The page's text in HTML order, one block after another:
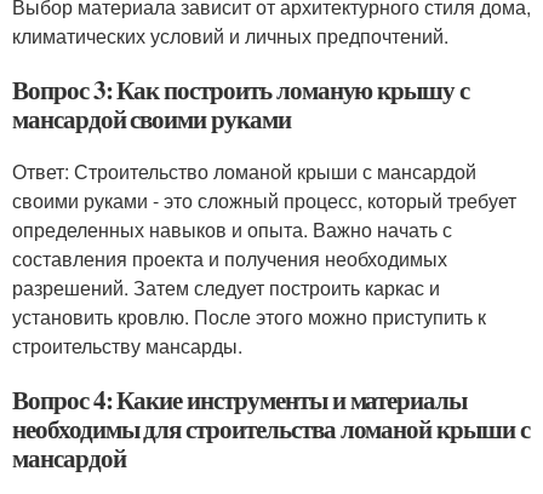
Выбор материала зависит от архитектурного стиля дома,
климатических условий и личных предпочтений.
Вопрос 3: Как построить ломаную крышу с
мансардой своими руками
Ответ: Строительство ломаной крыши с мансардой
своими руками - это сложный процесс, который требует
определенных навыков и опыта. Важно начать с
составления проекта и получения необходимых
разрешений. Затем следует построить каркас и
установить кровлю. После этого можно приступить к
строительству мансарды.
Вопрос 4: Какие инструменты и материалы
необходимы для строительства ломаной крыши с
мансардой